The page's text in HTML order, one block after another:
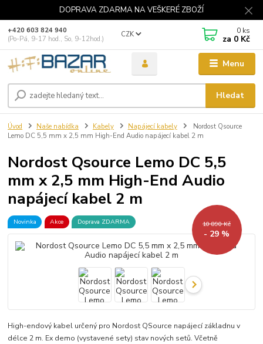
DOPRAVA ZDARMA NA VEŠKERÉ ZBOŽÍ
Menu
CZK
Hledat
+420 603 824 940
(Po-Pá, 9-17 hod., So, 9-12hod.)
0 ks
za 0 Kč
Úvod Naše nabídka Kabely Napájecí kabely
Nordost Qsource
Lemo DC 5,5 mm x 2,5 mm High-End Audio napájecí kabel 2 m
Nordost Qsource Lemo DC 5,5
mm x 2,5 mm High-End Audio
napájecí kabel 2 m
Novinka Akce Doprava ZDARMA 10 890 Kč
- 29 %
High-endový kabel určený pro Nordost QSource napájecí základnu v
délce 2 m. Ex demo (vystavené sety) stav nových setů. Včetně